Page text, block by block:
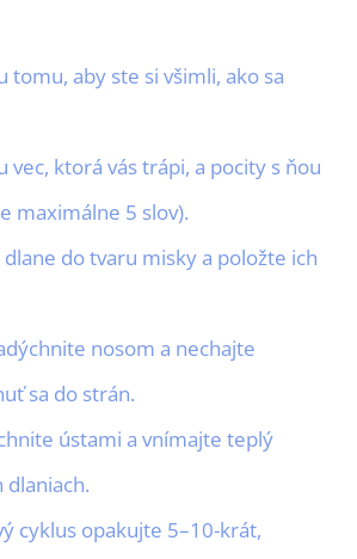
tomu, aby ste si všimli, ako sa
vec, ktorá vás trápi, a pocity s ňou
maximálne 5 slov).
do tvaru misky a položte ich
nosom a nechajte
sa do strán.
ústami a vnímajte teplý
dlaniach.
cyklus opakujte 5–10-krát,